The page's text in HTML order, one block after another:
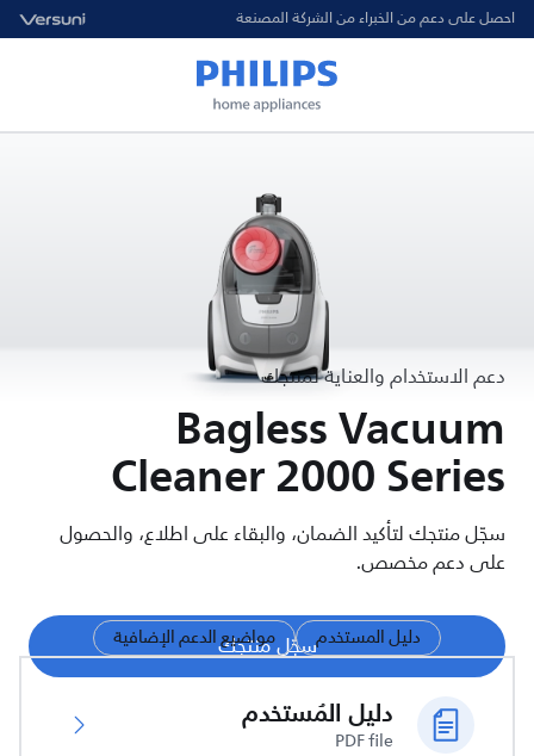
احصل على دعم من الخبراء من الشركة المصنعة
دعم الاستخدام والعناية لمنتجك
Bagless Vacuum
Cleaner 2000 Series
سجّل منتجك لتأكيد الضمان، والبقاء على اطلاع، والحصول
على دعم مخصص.
سجّل منتجكدليل المستخدم مواضيع الدعم الإضافية
دليل المُستخدم
PDF file